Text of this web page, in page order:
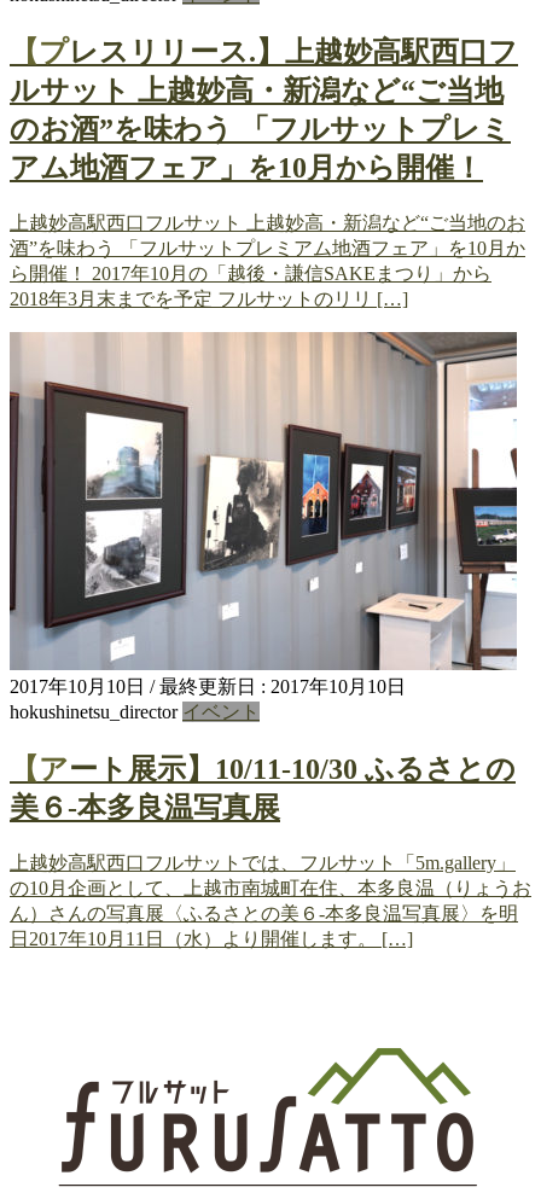
【プレスリリース.】上越妙高駅西口フ
ルサット 上越妙高・新潟など“ご当地
のお酒”を味わう 「フルサットプレミ
アム地酒フェア」を10月から開催！
上越妙高駅西口フルサット 上越妙高・新潟など“ご当地のお
酒”を味わう 「フルサットプレミアム地酒フェア」を10月か
ら開催！ 2017年10月の「越後・謙信SAKEまつり」から
2018年3月末までを予定 フルサットのリリ […]
2017年10月10日 / 最終更新日 : 2017年10月10日
hokushinetsu_director イベント
【アート展示】10/11-10/30 ふるさとの
美６-本多良温写真展
上越妙高駅西口フルサットでは、フルサット「5m.gallery」
の10月企画として、上越市南城町在住、本多良温（りょうお
ん）さんの写真展〈ふるさとの美６-本多良温写真展〉を明
日2017年10月11日（水）より開催します。 […]